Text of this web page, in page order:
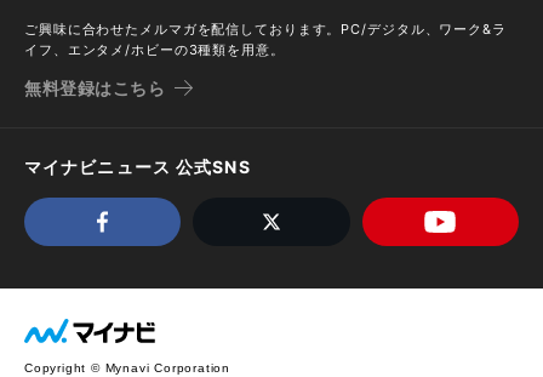
ご興味に合わせたメルマガを配信しております。PC/デジタル、ワーク&ラ
イフ、エンタメ/ホビーの3種類を用意。
無料登録はこちら
マイナビニュース 公式SNS
Copyright © Mynavi Corporation